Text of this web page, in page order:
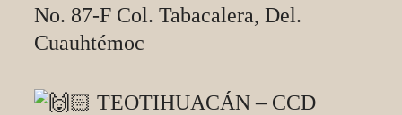
No. 87-F Col. Tabacalera, Del.
Cuauhtémoc
TEOTIHUACÁN – CCD